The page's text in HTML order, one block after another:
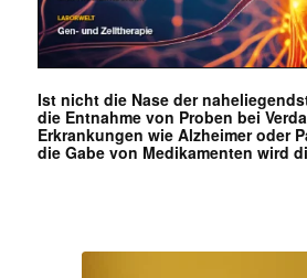
Ist nicht die Nase der
die Entnahme von Proben bei
Erkrankungen wie Alzheimer oder
die Gabe von Medikamenten wird